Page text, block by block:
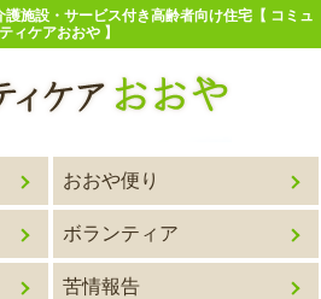
施設・サービス付き高齢者向け住宅【 コミュ
ィケアおおや 】
おおや便り
ボランティア
苦情報告